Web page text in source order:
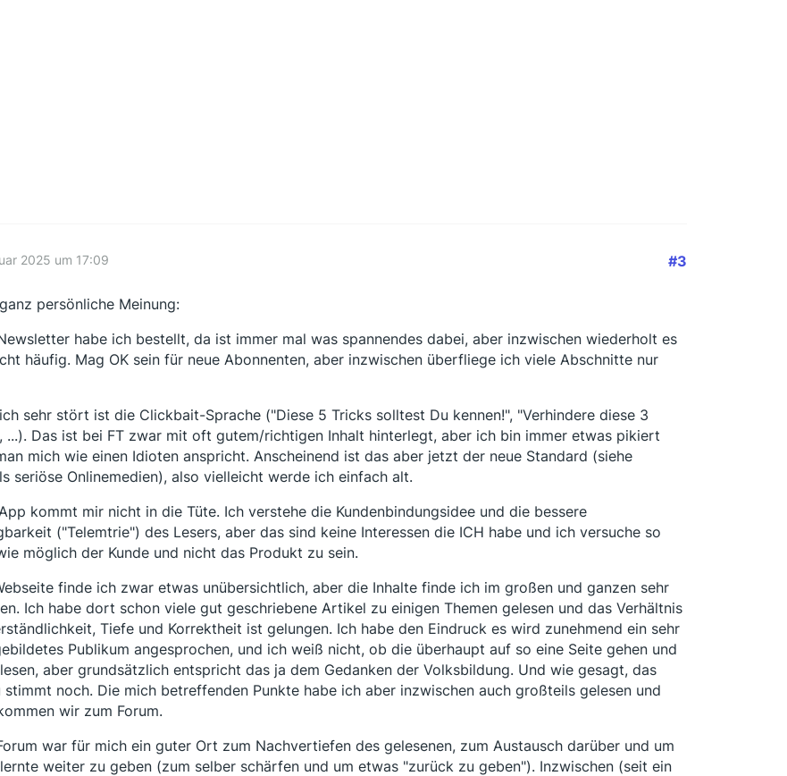
2025 um 17:09 #3
persönliche Meinung:
habe ich bestellt, da ist immer mal was spannendes dabei, aber inzwischen wiederholt es
häufig. Mag OK sein für neue Abonnenten, aber inzwischen überfliege ich viele Abschnitte nur
sehr stört ist die Clickbait-Sprache ("Diese 5 Tricks solltest Du kennen!", "Verhindere diese 3
...). Das ist bei FT zwar mit oft gutem/richtigen Inhalt hinterlegt, aber ich bin immer etwas pikiert
mich wie einen Idioten anspricht. Anscheinend ist das aber jetzt der neue Standard (siehe
seriöse Onlinemedien), also vielleicht werde ich einfach alt.
kommt mir nicht in die Tüte. Ich verstehe die Kundenbindungsidee und die bessere
("Telemtrie") des Lesers, aber das sind keine Interessen die ICH habe und ich versuche so
möglich der Kunde und nicht das Produkt zu sein.
finde ich zwar etwas unübersichtlich, aber die Inhalte finde ich im großen und ganzen sehr
Ich habe dort schon viele gut geschriebene Artikel zu einigen Themen gelesen und das Verhältnis
Tiefe und Korrektheit ist gelungen. Ich habe den Eindruck es wird zunehmend ein sehr
Publikum angesprochen, und ich weiß nicht, ob die überhaupt auf so eine Seite gehen und
aber grundsätzlich entspricht das ja dem Gedanken der Volksbildung. Und wie gesagt, das
stimmt noch. Die mich betreffenden Punkte habe ich aber inzwischen auch großteils gelesen und
wir zum Forum.
war für mich ein guter Ort zum Nachvertiefen des gelesenen, zum Austausch darüber und um
weiter zu geben (zum selber schärfen und um etwas "zurück zu geben"). Inzwischen (seit ein